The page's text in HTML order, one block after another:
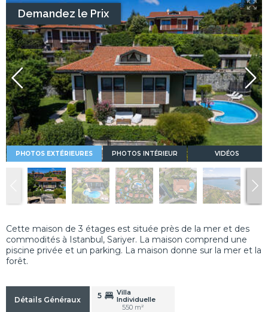
Demandez le Prix
PHOTOS EXTÉRIEURES PHOTOS INTÉRIEUR VIDÉOS
Cette maison de 3 étages est située près de la mer et des
commodités à Istanbul, Sariyer. La maison comprend une
piscine privée et un parking. La maison donne sur la mer et la
forêt.
Détails Généraux 5
Villa
Individuelle
550 m²